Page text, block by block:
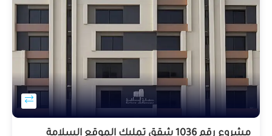
مشروع رقم 1036 شقق تمليك الموقع السلامة